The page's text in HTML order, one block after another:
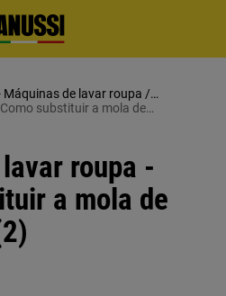
de lavar roupa /
roupasubstituir a mola de
roupa -
a mola de